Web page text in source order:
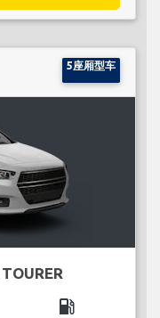
5座厢型车
local_gas_station